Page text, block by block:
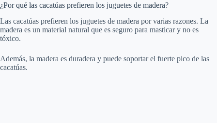
¿Por qué las cacatúas prefieren los juguetes de madera?
Las cacatúas prefieren los juguetes de madera por varias razones. La
madera es un material natural que es seguro para masticar y no es
tóxico.
Además, la madera es duradera y puede soportar el fuerte pico de las
cacatúas.